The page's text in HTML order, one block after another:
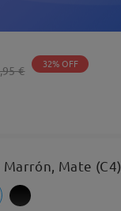
€ 32% OFF
Marrón, Mate (C4)